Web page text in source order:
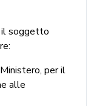
il soggetto
per il
alle